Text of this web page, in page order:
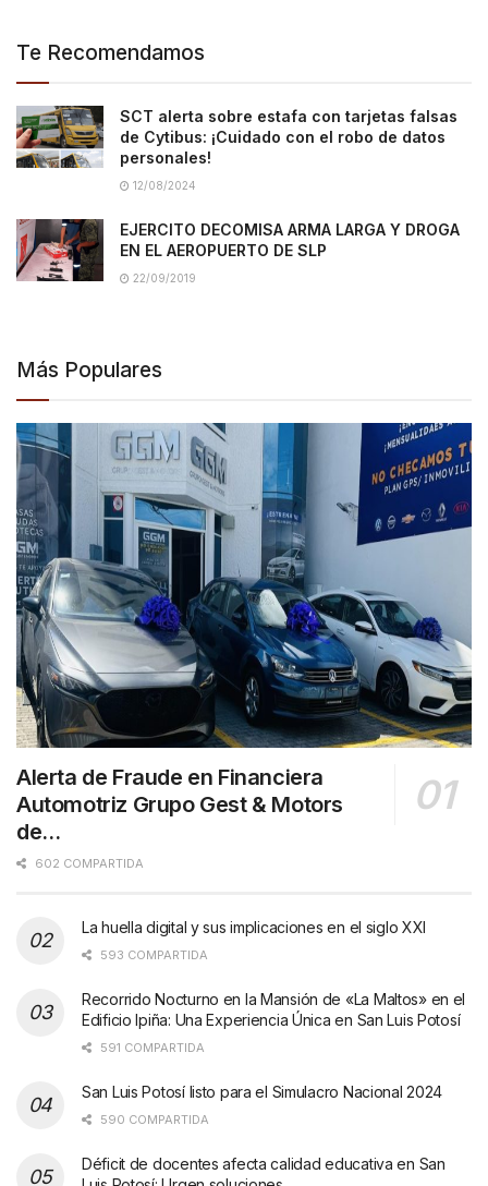
Te Recomendamos
SCT alerta sobre estafa con tarjetas falsas
de Cytibus: ¡Cuidado con el robo de datos
personales!
12/08/2024
EJERCITO DECOMISA ARMA LARGA Y DROGA
EN EL AEROPUERTO DE SLP
22/09/2019
Más Populares
Alerta de Fraude en Financiera
Automotriz Grupo Gest & Motors
de…
602 COMPARTIDA
La huella digital y sus implicaciones en el siglo XXI
593 COMPARTIDA
Recorrido Nocturno en la Mansión de «La Maltos» en el
Edificio Ipiña: Una Experiencia Única en San Luis Potosí
591 COMPARTIDA
San Luis Potosí listo para el Simulacro Nacional 2024
590 COMPARTIDA
Déficit de docentes afecta calidad educativa en San